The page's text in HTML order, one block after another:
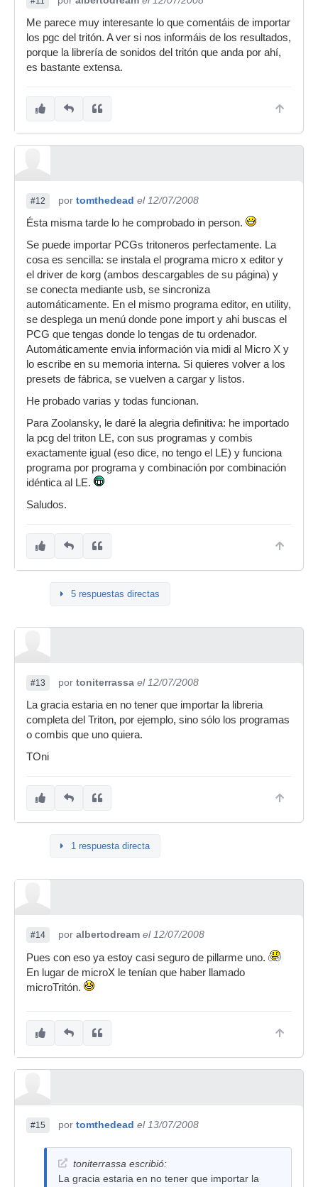
Me parece muy interesante lo que comentáis de importar
los pgc del tritón. A ver si nos informáis de los resultados,
porque la librería de sonidos del tritón que anda por ahí,
es bastante extensa.
#12 por tomthedead el 12/07/2008
Ésta misma tarde lo he comprobado in person.
Se puede importar PCGs tritoneros perfectamente. La
cosa es sencilla: se instala el programa micro x editor y
el driver de korg (ambos descargables de su página) y
se conecta mediante usb, se sincroniza
automáticamente. En el mismo programa editor, en utility,
se desplega un menú donde pone import y ahi buscas el
PCG que tengas donde lo tengas de tu ordenador.
Automáticamente envia información via midi al Micro X y
lo escribe en su memoria interna. Si quieres volver a los
presets de fábrica, se vuelven a cargar y listos.
He probado varias y todas funcionan.
Para Zoolansky, le daré la alegria definitiva: he importado
la pcg del triton LE, con sus programas y combis
exactamente igual (eso dice, no tengo el LE) y funciona
programa por programa y combinación por combinación
idéntica al LE.
Saludos.
5 respuestas directas
#13 por toniterrassa el 12/07/2008
La gracia estaria en no tener que importar la libreria
completa del Triton, por ejemplo, sino sólo los programas
o combis que uno quiera.
TOni
1 respuesta directa
#14 por albertodream el 12/07/2008
Pues con eso ya estoy casi seguro de pillarme uno.
En lugar de microX le tenían que haber llamado
microTritón.
#15 por tomthedead el 13/07/2008
toniterrassa escribió:
La gracia estaria en no tener que importar la